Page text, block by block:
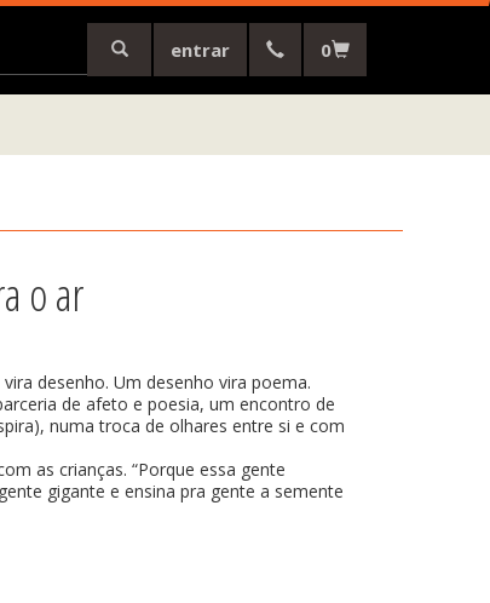
entrar 0
o ar
desenho. Um desenho vira poema.
de afeto e poesia, um encontro de
numa troca de olhares entre si e com
as crianças. “Porque essa gente
gigante e ensina pra gente a semente